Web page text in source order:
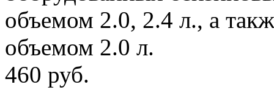
объемом 2.0, 2.4 л., а
объемом 2.0 л.
460 руб.